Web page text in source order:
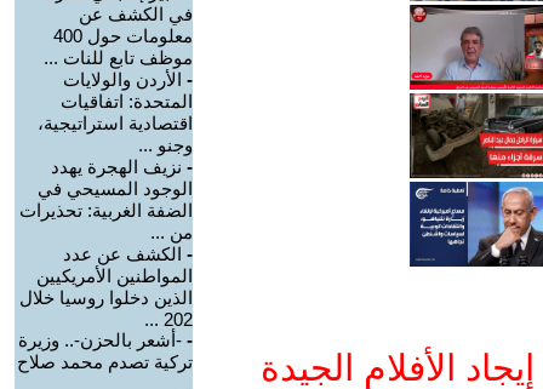
الأفلام الجيدة
في الكشف عن
معلومات حول 400
موظف تابع للنات ...
- الأردن والولايات
المتحدة: اتفاقيات
اقتصادية استراتيجية،
وجنو ...
- نزيف الهجرة يهدد
الوجود المسيحي في
الضفة الغربية: تحذيرات
من ...
- الكشف عن عدد
المواطنين الأمريكيين
الذين دخلوا روسيا خلال
202 ...
- -أشعر بالحزن-.. وزيرة
تركية تصدم محمد صلاح